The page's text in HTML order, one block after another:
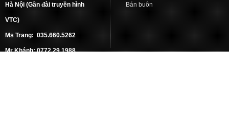
Hà Nội (Gần đài truyền hình
VTC)
Ms Trang: 035.660.5262
Mr Khánh: 0772.29.1988
Bán buôn